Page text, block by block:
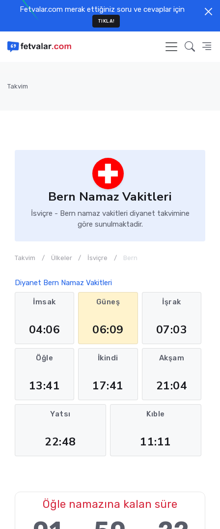
Fetvalar.com merak ettiğiniz soru ve cevaplar için
TIKLA!
Takvim
Bern Namaz Vakitleri
İsviçre - Bern namaz vakitleri diyanet takvimine
göre sunulmaktadir.
Takvim Ülkeler İsviçre Bern
Diyanet Bern Namaz Vakitleri
İmsak
04:06
Güneş
06:09
İşrak
07:03
Öğle
13:41
İkindi
17:41
Akşam
21:04
Yatsı
22:48
Kıble
11:11
Öğle namazına kalan süre